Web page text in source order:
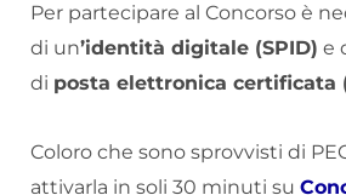
Per partecipare al Concorso è
di un’identità digitale (SPID) e
di posta elettronica certificata
Coloro che sono sprovvisti di
attivarla in soli 30 minuti su